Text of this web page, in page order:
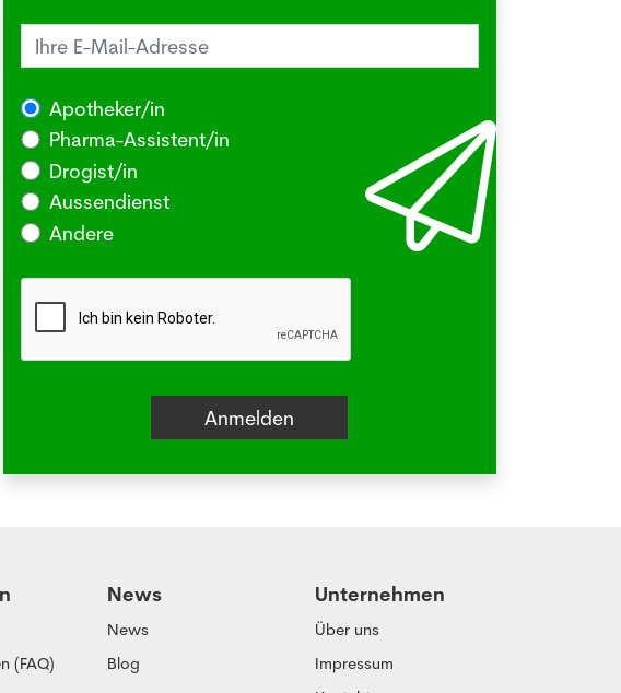
Juckreiz im Sommer? Schuld sein könnte
03.08.2026
BERLIN - Viele kleine Tierchen sind in den
Sommermonaten unterwegs, die stechen
oder beissen.
Apotheker/in
Pharma-Assistent/in
Drogist/in
Aussendienst
Andere
(FAQ)
News
News
Blog
Unternehmen
Über uns
Impressum